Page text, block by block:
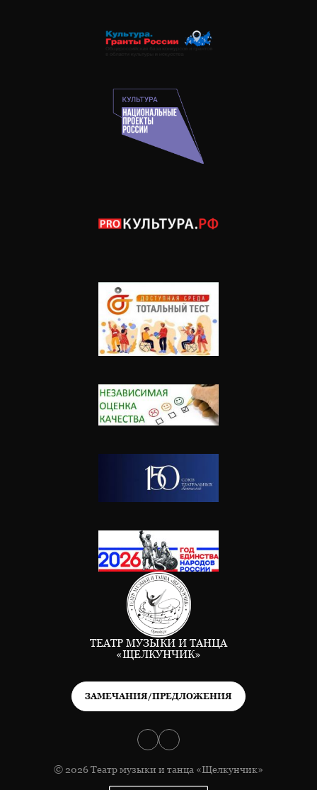
ТЕАТР МУЗЫКИ И ТАНЦА
«ЩЕЛКУНЧИК»
ЗАМЕЧАНИЯ/ПРЕДЛОЖЕНИЯ
© 2026 Театр музыки и танца «Щелкунчик»